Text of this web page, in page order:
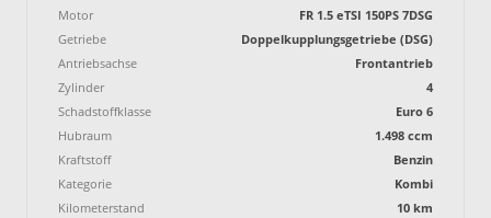
Motor
FR 1.5 eTSI 150PS 7DSG
Getriebe
Doppelkupplungsgetriebe (DSG)
Antriebsachse
Frontantrieb
Zylinder
4
Schadstoffklasse
Euro 6
Hubraum
1.498 ccm
Kraftstoff
Benzin
Kategorie
Kombi
Kilometerstand
10 km